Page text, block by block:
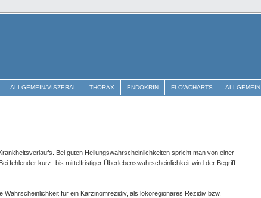
ALLGEMEIN/VISZERAL THORAX ENDOKRIN FLOWCHARTS ALLGEMEIN
Bei guten Heilungswahrscheinlichkeiten spricht man von einer
fehlender kurz- bis mittelfristiger Überlebenswahrscheinlichkeit wird der Begriff
Wahrscheinlichkeit für ein Karzinomrezidiv, als lokoregionäres Rezidiv bzw.